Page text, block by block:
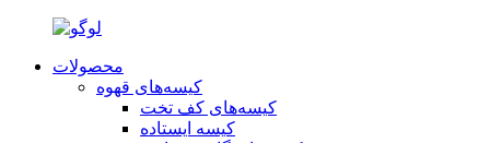
محصولات
کیسه‌های قهوه
کیسه‌های کف تخت
کیسه ایستاده